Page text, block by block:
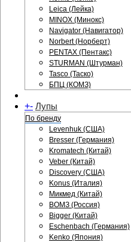
Leica (Лейка)
MINOX (Минокс)
Navigator (Навигатор)
Norbert (Норберт)
PENTAX (Пентакс)
STURMAN (Штурман)
Tasco (Таско)
БПЦ (КОМЗ)
+- Лупы
По бренду
Levenhuk (США)
Bresser (Германия)
Kromatech (Китай)
Veber (Китай)
Discovery (США)
Konus (Италия)
Микмед (Китай)
ВОМЗ (Россия)
Bigger (Китай)
Eschenbach (Германия)
Kenko (Япония)